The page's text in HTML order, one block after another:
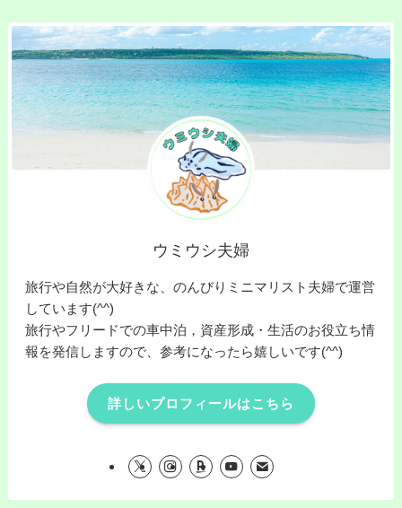
ウミウシ夫婦
旅行や自然が大好きな、のんびりミニマリスト夫婦で運営
しています(^^)
旅行やフリードでの車中泊，資産形成・生活のお役立ち情
報を発信しますので、参考になったら嬉しいです(^^)
詳しいプロフィールはこちら